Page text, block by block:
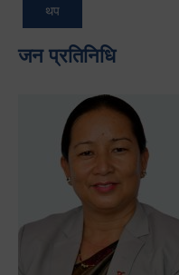
थप
जन प्रतिनिधि